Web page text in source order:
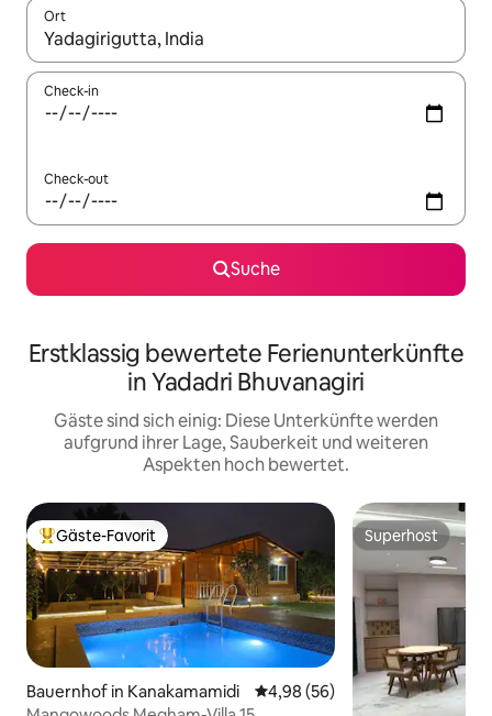
Ort
Wenn Ergebnisse verfügbar sind, navigiere mit den
Check-in
Check-out
Suche
Erstklassig bewertete Ferienunterkünfte
in Yadadri Bhuvanagiri
Gäste sind sich einig: Diese Unterkünfte werden
aufgrund ihrer Lage, Sauberkeit und weiteren
Aspekten hoch bewertet.
Beliebter Gäste-Favorit.
Gäste-Favorit
Bauernhof in Kanakamamidi Durchschnittliche Bewertung:
4,98 (56)
Superhost
Superhost